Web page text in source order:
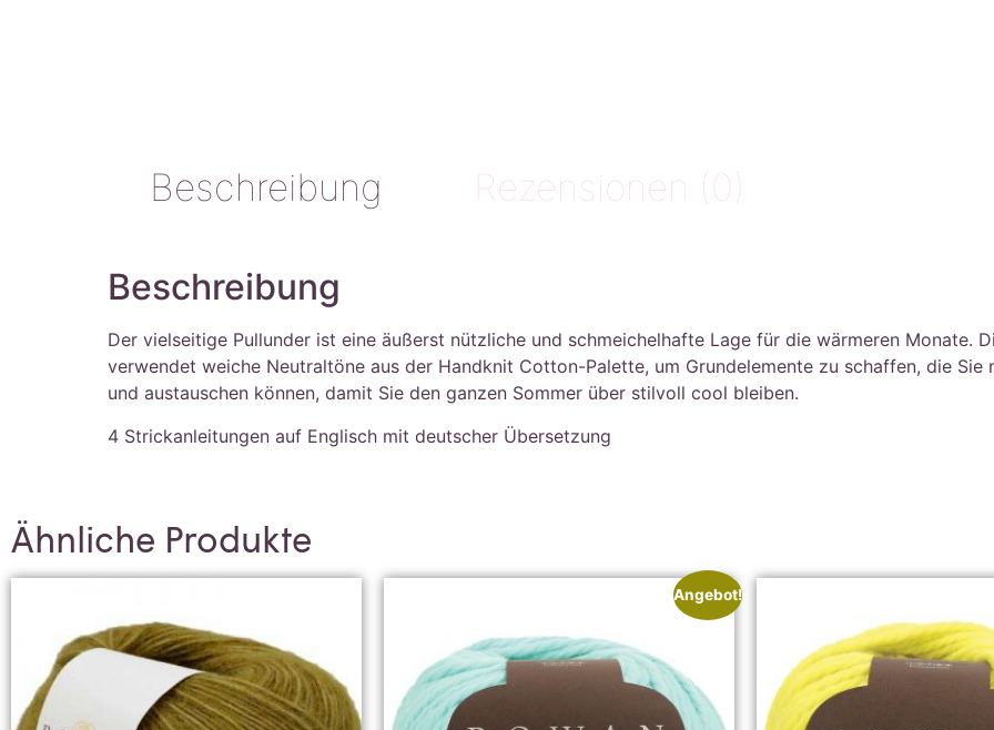
Beschreibung Rezensionen (0)
Beschreibung
Der vielseitige Pullunder ist eine äußerst nützliche und schmeichelhafte Lage für die wärmeren Monate.
verwendet weiche Neutraltöne aus der Handknit Cotton-Palette, um Grundelemente zu schaffen, die Sie
und austauschen können, damit Sie den ganzen Sommer über stilvoll cool bleiben.
4 Strickanleitungen auf Englisch mit deutscher Übersetzung
Ähnliche Produkte
Angebot!